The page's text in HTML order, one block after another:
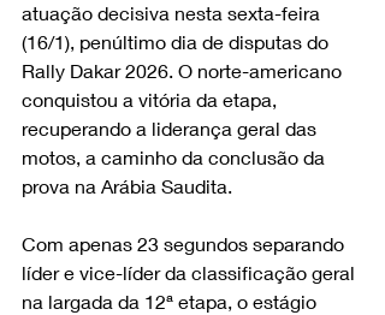
atuação decisiva nesta sexta-feira
(16/1), penúltimo dia de disputas do
Rally Dakar 2026. O norte-americano
conquistou a vitória da etapa,
recuperando a liderança geral das
motos, a caminho da conclusão da
prova na Arábia Saudita.
Com apenas 23 segundos separando
líder e vice-líder da classificação geral
na largada da 12ª etapa, o estágio